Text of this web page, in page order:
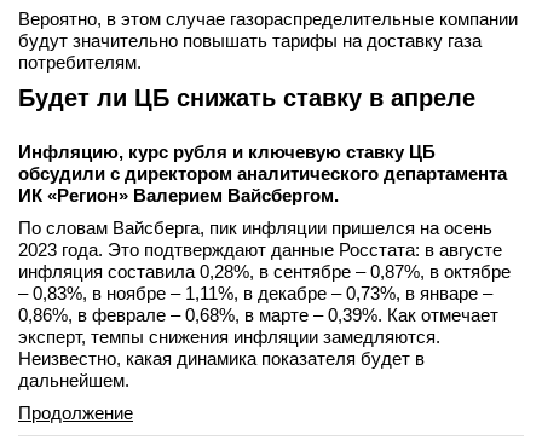
Вероятно, в этом случае газораспределительные компании
будут значительно повышать тарифы на доставку газа
потребителям.
Будет ли ЦБ снижать ставку в апреле
Инфляцию, курс рубля и ключевую ставку ЦБ
обсудили с директором аналитического департамента
ИК «Регион» Валерием Вайсбергом.
По словам Вайсберга, пик инфляции пришелся на осень
2023 года. Это подтверждают данные Росстата: в августе
инфляция составила 0,28%, в сентябре – 0,87%, в октябре
– 0,83%, в ноябре – 1,11%, в декабре – 0,73%, в январе –
0,86%, в феврале – 0,68%, в марте – 0,39%. Как отмечает
эксперт, темпы снижения инфляции замедляются.
Неизвестно, какая динамика показателя будет в
дальнейшем.
Продолжение